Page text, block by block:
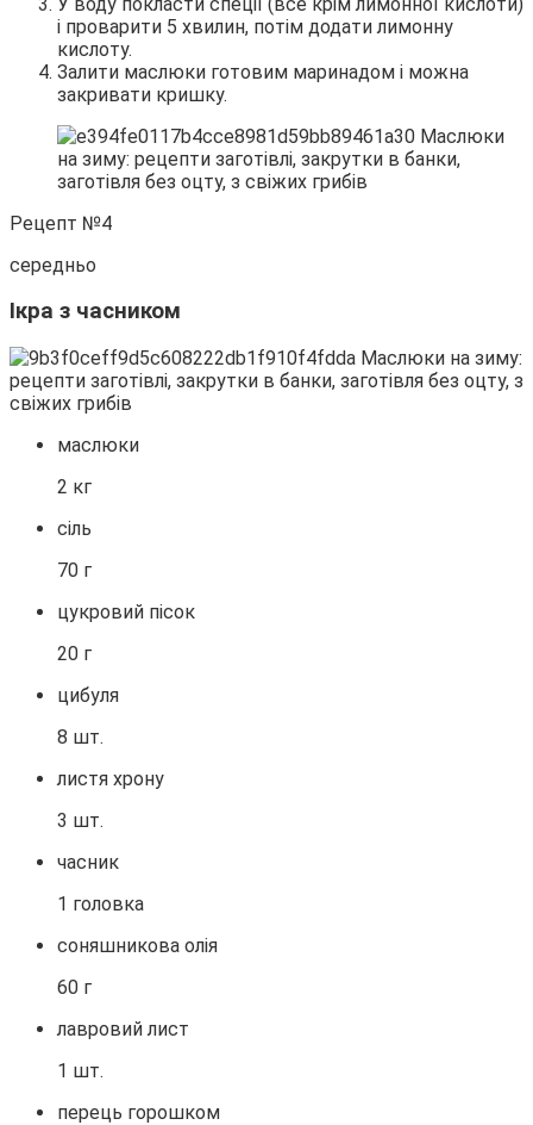
і проварити 5 хвилин, потім додати лимонну
кислоту.
Залити маслюки готовим маринадом і можна
закривати кришку.
Рецепт №4
середньо
Ікра з часником
маслюки
2 кг
сіль
70 г
цукровий пісок
20 г
цибуля
8 шт.
листя хрону
3 шт.
часник
1 головка
соняшникова олія
60 г
лавровий лист
1 шт.
перець горошком